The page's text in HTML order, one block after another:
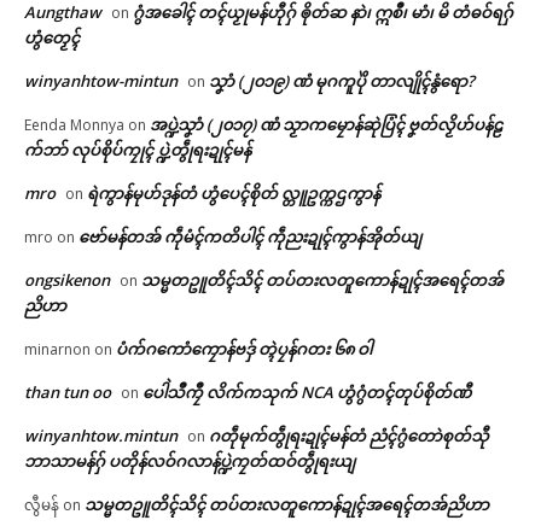
Aungthaw on ဂွံအခေါၚ် တၚ်ယၟုမန်ဟီုဂှ် ၜိုတ်ဆ နာဲ၊ ဣစဳ၊ မာံ၊ မိ တံဓဝ်ရဂှ်
ဟွံတၟေၚ်
winyanhtow-mintun on သၞာံ (၂၀၁၉) ဏံ မုဂကူပိုဲ တာလျိုၚ်နွံရော?
Eenda Monnya on အပ္ဍဲသၞာံ (၂၀၁၇) ဏံ သၟာကမၠောန်ဆုဲပြံၚ် ဗၞတ်လၟိဟ်ပန်ဠ
က်ဘာ် လုပ်စိုပ်ကၠုၚ် ပ္ဍဲတွဵုရးဍုၚ်မန်
mro on ရဲကွာန်မုဟ်ဒုန်တံ ဟွံပေၚ်စိုတ် လ္တူဥက္ကဌကွာန်
mro on ဗော်မန်တအ် ကဵုမံၚ်ကတိပါၚ် ကဵုညးဍုၚ်ကွာန်အိုတ်ယျ
ongsikenon on သမ္မတဥူတိၚ်သိၚ် တပ်တးလတူကောန်ဍုၚ်အရေၚ်တအ်
ညိဟာ
minarnon on ပံက်ဂကောံကၠောန်ဗဒှ် တ္ၚဲပၠန်ဂတး ၆၈ ဝါ
than tun oo on ပေါဲသဳကၠဳ လိက်ကသုက် NCA ဟွံဂွံတၚ်တုပ်စိုတ်ဏီ
winyanhtow.mintun on ဂတဵုမုက်တွဵုရးဍုၚ်မန်တံ ညံၚ်ဂွံတောဲစုတ်သီု
ဘာသာမန်ဂှ် ပတိုန်လဝ်ဂလာန်ပ္ဍဲကၠတ်ထဝ်တွဵုရးယျ
လွီမန် on သမ္မတဥူတိၚ်သိၚ် တပ်တးလတူကောန်ဍုၚ်အရေၚ်တအ်ညိဟာ